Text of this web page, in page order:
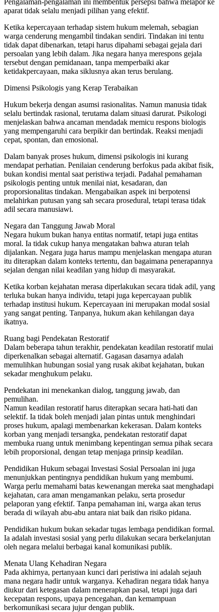
aparat tidak selalu menjadi pilihan yang efektif.
Ketika kepercayaan terhadap sistem hukum melemah, sebagian
warga cenderung mengambil tindakan sendiri. Tindakan ini tentu
tidak dapat dibenarkan, tetapi harus dipahami sebagai gejala dari
persoalan yang lebih dalam. Jika negara hanya merespons gejala
tersebut dengan pemidanaan, tanpa memperbaiki akar
ketidakpercayaan, maka siklusnya akan terus berulang.
Dimensi Psikologis yang Kerap Terabaikan
Hukum bekerja dengan asumsi rasionalitas. Namun manusia tidak
selalu bertindak rasional, terutama dalam situasi darurat. Psikologi
menjelaskan bahwa ancaman mendadak memicu respons biologis
yang mempengaruhi cara berpikir dan bertindak. Reaksi menjadi
cepat, spontan, dan emosional.
Dalam banyak proses hukum, dimensi psikologis ini kurang
mendapat perhatian. Penilaian cenderung berfokus pada akibat fisik,
bukan kondisi mental saat peristiwa terjadi. Padahal pemahaman
psikologis penting untuk menilai niat, kesadaran, dan
proporsionalitas tindakan. Mengabaikan aspek ini berpotensi
melahirkan putusan yang sah secara prosedural, tetapi terasa tidak
adil secara manusiawi.
Negara dan Tanggung Jawab Moral
Negara hukum bukan hanya entitas normatif, tetapi juga entitas
moral. Ia tidak cukup hanya mengatakan bahwa aturan telah
dijalankan. Negara juga harus mampu menjelaskan mengapa aturan
itu diterapkan dalam konteks tertentu, dan bagaimana penerapannya
sejalan dengan nilai keadilan yang hidup di masyarakat.
Ketika korban kejahatan merasa diperlakukan secara tidak adil, yang
terluka bukan hanya individu, tetapi juga kepercayaan publik
terhadap institusi hukum. Kepercayaan ini merupakan modal sosial
yang sangat penting. Tanpanya, hukum akan kehilangan daya
ikatnya.
Ruang bagi Pendekatan Restoratif
Dalam beberapa tahun terakhir, pendekatan keadilan restoratif mulai
diperkenalkan sebagai alternatif. Gagasan dasarnya adalah
memulihkan hubungan sosial yang rusak akibat kejahatan, bukan
sekadar menghukum pelaku.
Pendekatan ini menekankan dialog, tanggung jawab, dan
pemulihan.
Namun keadilan restoratif harus diterapkan secara hati-hati dan
selektif. Ia tidak boleh menjadi jalan pintas untuk menghindari
proses hukum, apalagi membenarkan kekerasan. Dalam konteks
korban yang menjadi tersangka, pendekatan restoratif dapat
membuka ruang untuk menimbang kepentingan semua pihak secara
lebih proporsional, dengan tetap menjaga prinsip keadilan.
Pendidikan Hukum sebagai Investasi Sosial Persoalan ini juga
menunjukkan pentingnya pendidikan hukum yang membumi.
Warga perlu memahami batas kewenangan mereka saat menghadapi
kejahatan, cara aman mengamankan pelaku, serta prosedur
pelaporan yang efektif. Tanpa pemahaman ini, warga akan terus
berada di wilayah abu-abu antara niat baik dan risiko pidana.
Pendidikan hukum bukan sekadar tugas lembaga pendidikan formal.
Ia adalah investasi sosial yang perlu dilakukan secara berkelanjutan
oleh negara melalui berbagai kanal komunikasi publik.
Menata Ulang Kehadiran Negara
Pada akhirnya, pertanyaan kunci dari peristiwa ini adalah sejauh
mana negara hadir untuk warganya. Kehadiran negara tidak hanya
diukur dari ketegasan dalam menerapkan pasal, tetapi juga dari
kecepatan respons, upaya pencegahan, dan kemampuan
berkomunikasi secara jujur dengan publik.